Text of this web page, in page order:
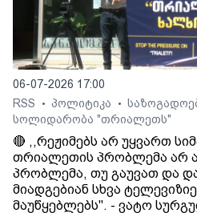
06-07-2026 17:00
RSS
• პოლიტიკა •
სოლიდარობა "თრიალეთს"
🔴 ,,რეჟიმებს არ უყვართ
თრიალეთის პრობლემა არ
პრობლემა, თუ გაუვათ და
მიადგებიან სხვა
მაუწყებლებს". - ვატო